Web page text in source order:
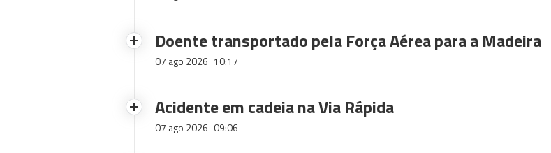
Doente transportado pela Força Aérea para a Madeira
07 ago 2026 10:17
Acidente em cadeia na Via Rápida
07 ago 2026 09:06